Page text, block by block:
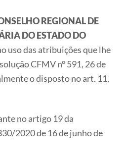
REGIONAL DE
DO ESTADO DO
uso das atribuições que lhe
CFMV n° 591, 26 de
o disposto no art. 11,
no artigo 19 da
2020 de 16 de junho de